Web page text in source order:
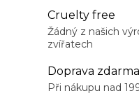
Cruelty free
Žádný z našich
zvířatech
Doprava zdarma
Při nákupu nad